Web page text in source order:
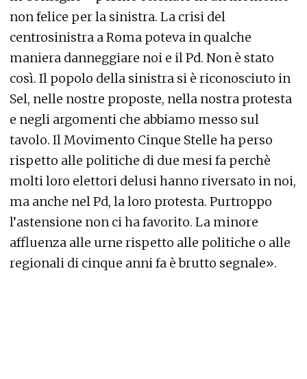
non felice per la sinistra. La crisi del
centrosinistra a Roma poteva in qualche
maniera danneggiare noi e il Pd. Non è stato
così. Il popolo della sinistra si è riconosciuto in
Sel, nelle nostre proposte, nella nostra protesta
e negli argomenti che abbiamo messo sul
tavolo. Il Movimento Cinque Stelle ha perso
rispetto alle politiche di due mesi fa perchè
molti loro elettori delusi hanno riversato in noi,
ma anche nel Pd, la loro protesta. Purtroppo
l’astensione non ci ha favorito. La minore
affluenza alle urne rispetto alle politiche o alle
regionali di cinque anni fa è brutto segnale».